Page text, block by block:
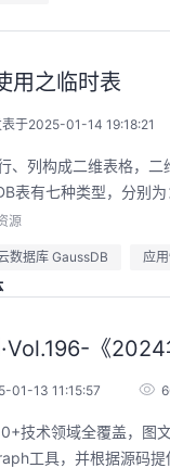
源
用之临时表
于2025-01-14 19:18:21
、列构成二维表格，
表有七种类型，分别
数据库 GaussDB 应
·Vol.196-《
01-13 11:15:57
技术领域全覆盖，图
工具，并根据源码